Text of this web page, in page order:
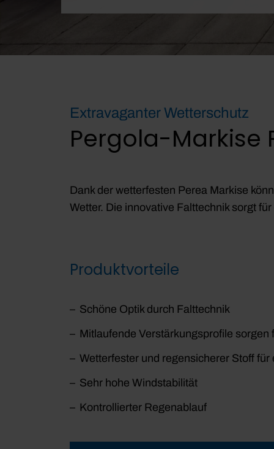
Extravaganter Wetterschutz
Pergola-Markise
Dank der wetterfesten Perea Markise
Wetter. Die innovative Falttechnik sorgt
Produktvorteile
Schöne Optik durch Falttechnik
Mitlaufende Verstärkungsprofile
Wetterfester und regensicherer Stoff
Sehr hohe Windstabilität
Kontrollierter Regenablauf